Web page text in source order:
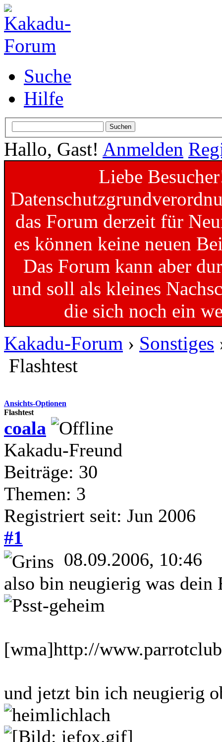
Suche
Hilfe
Hallo, Gast! Anmelden
Liebe
das Forum derzeit für
es können keine neuen
Das Forum kann aber
und soll als kleines
die sich noch ein
Kakadu-Forum › Sonstiges
Flashtest
Ansichts-Optionen
Flashtest
coala
Kakadu-Freund
Beiträge: 30
Themen: 3
Registriert seit: Jun 2006
#1
08.09.2006, 10:46
also bin neugierig was
[wma]http://
und jetzt bin ich neugierig